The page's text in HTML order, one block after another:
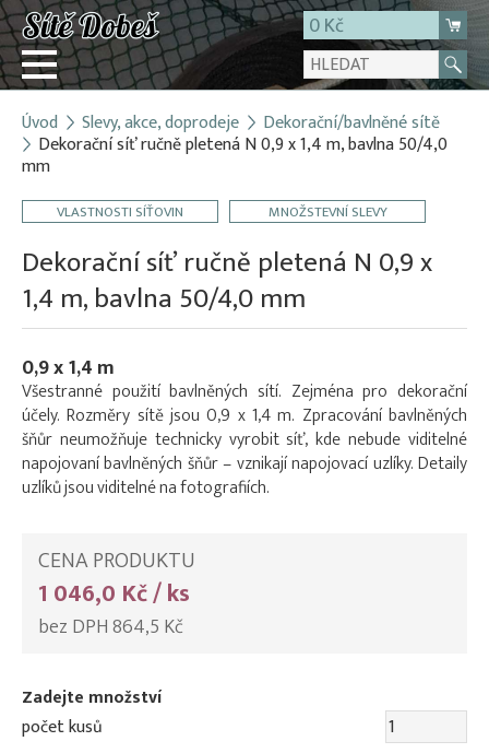
0 Kč
Přihlásit
Registrace
E-shop
O firmě
Kontakt
Úvod Slevy, akce, doprodeje Dekorační/bavlněné sítě
Dekorační síť ručně pletená N 0,9 x 1,4 m, bavlna 50/4,0
mm
VLASTNOSTI SÍŤOVIN MNOŽSTEVNÍ SLEVY
Dekorační síť ručně pletená N 0,9 x
1,4 m, bavlna 50/4,0 mm
0,9 x 1,4 m
Všestranné použití bavlněných sítí. Zejména pro dekorační
účely. Rozměry sítě jsou 0,9 x 1,4 m. Zpracování bavlněných
šňůr neumožňuje technicky vyrobit síť, kde nebude viditelné
napojovaní bavlněných šňůr – vznikají napojovací uzlíky. Detaily
uzlíků jsou viditelné na fotografiích.
CENA PRODUKTU
1 046,0 Kč / ks
bez DPH 864,5 Kč
Zadejte množství
počet kusů